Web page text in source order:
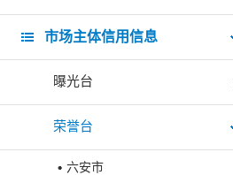
市场主体信用信息
曝光台
荣誉台
六安市